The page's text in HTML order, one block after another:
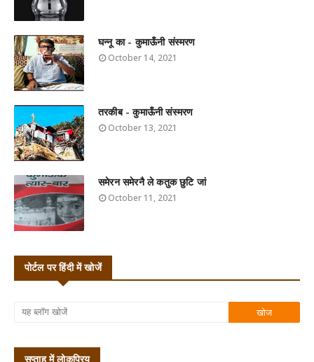
घन्नू का - कुमाऊँनी संस्मरण
October 14, 2021
तरकीब - कुमाऊँनी संस्मरण
October 13, 2021
समेरन समेरनै ले कतुक छुटि जां
October 11, 2021
पोर्टल पर हिंदी में खोजें
सप्ताह में लोकप्रिय